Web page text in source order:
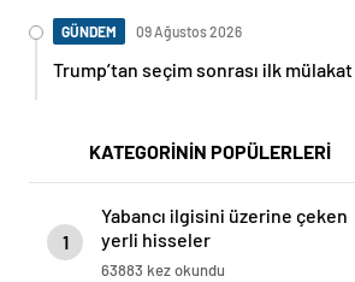
GÜNDEM 09 Ağustos 2026
Trump’tan seçim sonrası ilk mülakat
KATEGORİNİN POPÜLERLERİ
1
Yabancı ilgisini üzerine çeken
yerli hisseler
63883 kez okundu